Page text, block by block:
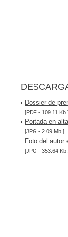
Dossier de
[PDF - 109.11 Kb.]
Portada en
[JPG - 2.09 Mb.]
Foto del autor
[JPG - 353.64